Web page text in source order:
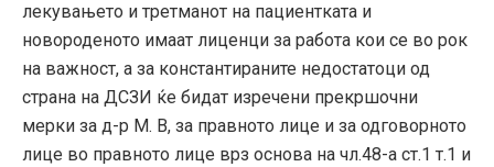
лекувањето и третманот на пациентката и
новороденото имаат лиценци за работа кои се во рок
на важност, а за константираните недостатоци од
страна на ДСЗИ ќе бидат изречени прекршочни
мерки за д-р М. В, за правното лице и за одговорното
лице во правното лице врз основа на чл.48-а ст.1 т.1 и